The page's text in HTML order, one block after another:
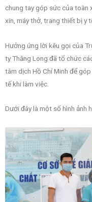
chung tay góp sức của toàn
xin, máy thở, trang thiết bị y
Hưởng ứng lời kêu gọi của
ty Thăng Long đã tổ chức
tâm dịch Hồ Chí Minh để
tế khi làm việc.
Dưới đây là một số hình ảnh